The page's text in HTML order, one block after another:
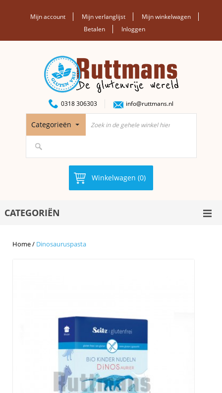
Mijn account Mijn verlanglijst
Mijn winkelwagen
Betalen
Inloggen
0318 306303 info@ruttmans.nl
Categorieën
Winkelwagen (0)
CATEGORIËN
Home/ Dinosauruspasta